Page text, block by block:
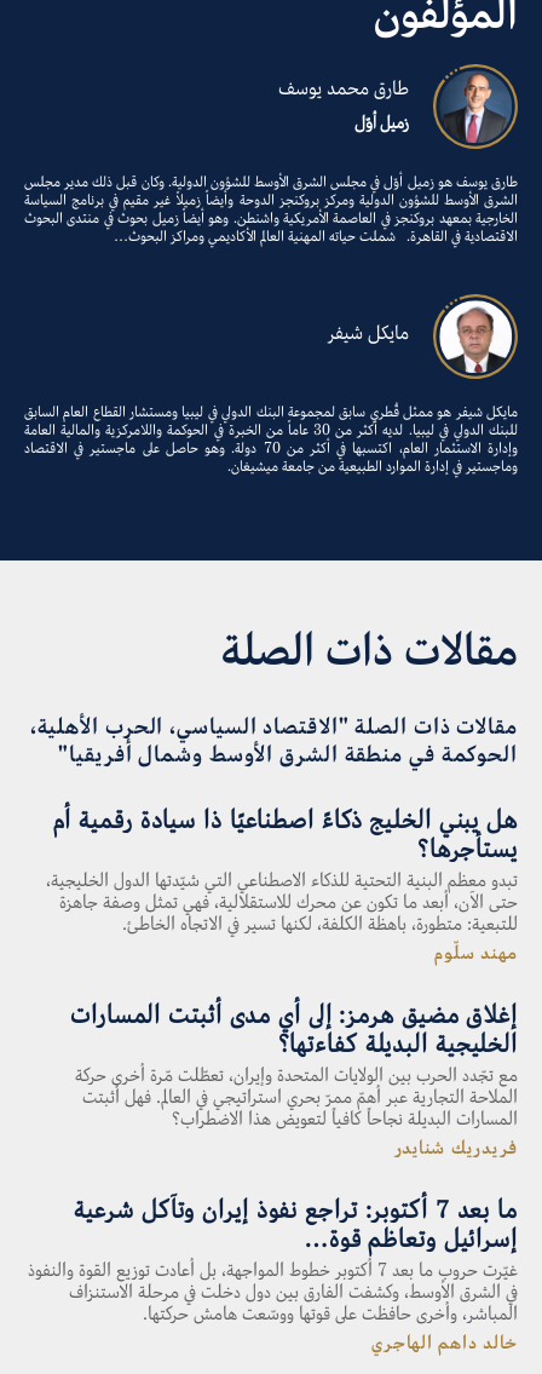
المؤلّفون
طارق محمد يوسف
زميل أوّل
طارق يوسف هو زميل أوّل في مجلس الشرق الأوسط للشؤون الدولية. وكان قبل ذلك مدير مجلس
الشرق الأوسط للشؤون الدولية ومركز بروكنجز الدوحة وأيضاً زميلاً غير مقيم في برنامج السياسة
الخارجية بمعهد بروكنجز في العاصمة الأمريكية واشنطن. وهو أيضاً زميل بحوث في منتدى البحوث
الاقتصادية في القاهرة. شملت حياته المهنية العالم الأكاديمي ومراكز البحوث…
مايكل شيفر
مايكل شيفر هو ممثل قُطري سابق لمجموعة البنك الدولي في ليبيا ومستشار القطاع العام السابق
للبنك الدولي في ليبيا. لديه أكثر من 30 عاماً من الخبرة في الحوكمة واللامركزية والمالية العامة
وإدارة الاستثمار العام، اكتسبها في أكثر من 70 دولة. وهو حاصل على ماجستير في الاقتصاد
وماجستير في إدارة الموارد الطبيعية من جامعة ميشيغان.
مقالات ذات الصلة
مقالات ذات الصلة "الاقتصاد السياسي، الحرب الأهلية،
الحوكمة في منطقة الشرق الأوسط وشمال أفريقيا"
هل يبني الخليج ذكاءً اصطناعيًا ذا سيادة رقمية أم
يستأجرها؟
تبدو معظم البنية التحتية للذكاء الاصطناعي التي شيّدتها الدول الخليجية،
حتى الآن، أبعد ما تكون عن محرك للاستقلالية، فهي تمثل وصفة جاهزة
للتبعية: متطورة، باهظة الكلفة، لكنها تسير في الاتجاه الخاطئ.
مهند سلّوم
إغلاق مضيق هرمز: إلى أي مدى أثبتت المسارات
الخليجية البديلة كفاءتها؟
مع تجّدد الحرب بين الولايات المتحدة وإيران، تعطّلت مّرة أخرى حركة
الملاحة التجارية عبر أهمّ ممرّ بحري استراتيجي في العالم. فهل أثبتت
المسارات البديلة نجاحاً كافياً لتعويض هذا الاضطراب؟
فريدريك شنايدر
ما بعد 7 أكتوبر: تراجع نفوذ إيران وتآكل شرعية
إسرائيل وتعاظم قوة…
غيّرت حروب ما بعد 7 أكتوبر خطوط المواجهة، بل أعادت توزيع القوة والنفوذ
في الشرق الأوسط، وكشفت الفارق بين دول دخلت في مرحلة الاستنزاف
المباشر، وأخرى حافظت على قوتها ووسّعت هامش حركتها.
خالد داهم الهاجري